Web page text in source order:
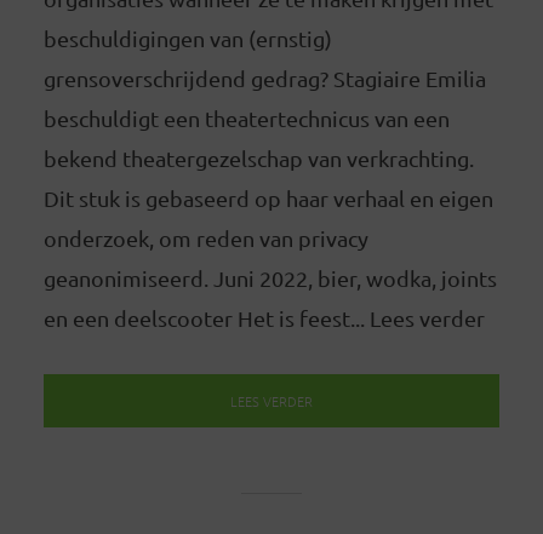
beschuldigingen van (ernstig)
grensoverschrijdend gedrag? Stagiaire Emilia
beschuldigt een theatertechnicus van een
bekend theatergezelschap van verkrachting.
Dit stuk is gebaseerd op haar verhaal en eigen
onderzoek, om reden van privacy
geanonimiseerd. Juni 2022, bier, wodka, joints
en een deelscooter Het is feest... Lees verder
LEES VERDER